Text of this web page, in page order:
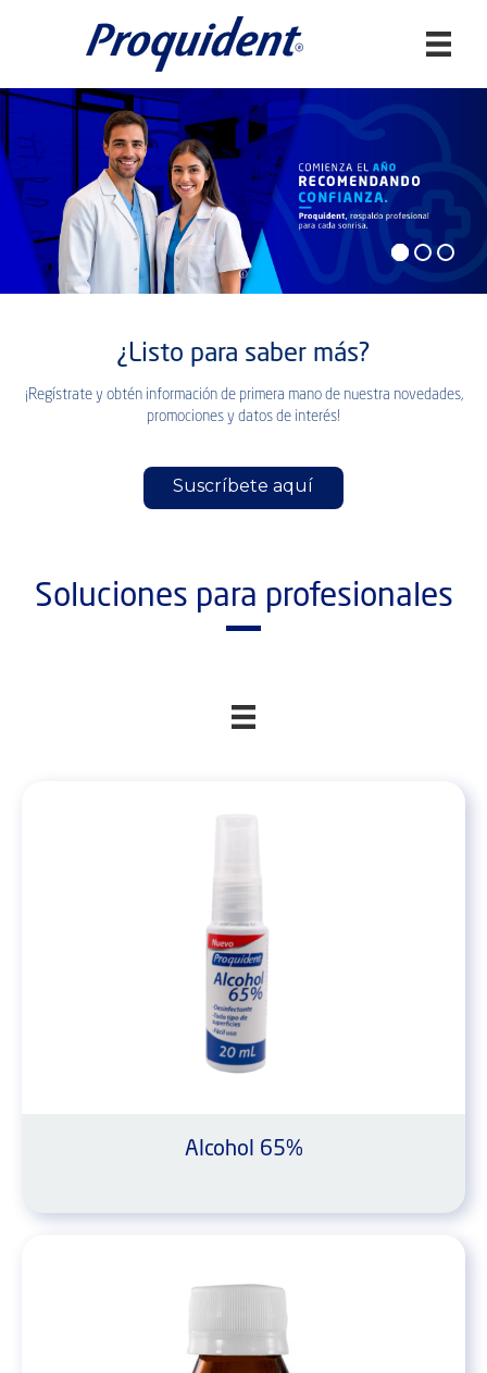
Buscar:
¿Listo para saber más?
¡Regístrate y obtén información de primera mano de nuestra novedades,
promociones y datos de interés!
Suscríbete aquí
Soluciones para profesionales
Alcohol 65%